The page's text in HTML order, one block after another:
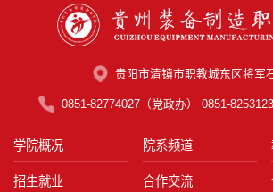
贵阳市清镇市职教城东区将军
0851-82774027（党政办） 0851-
学院概况 院系频道
招生就业 合作交流